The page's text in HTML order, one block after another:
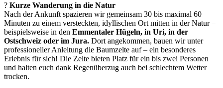
? Kurze Wanderung in die Natur
Nach der Ankunft spazieren wir gemeinsam 30 bis maximal 60
Minuten zu einem versteckten, idyllischen Ort mitten in der Natur –
beispielsweise in den Emmentaler Hügeln, in Uri, in der
Ostschweiz oder im Jura. Dort angekommen, bauen wir unter
professioneller Anleitung die Baumzelte auf – ein besonderes
Erlebnis für sich! Die Zelte bieten Platz für ein bis zwei Personen
und halten euch dank Regenüberzug auch bei schlechtem Wetter
trocken.